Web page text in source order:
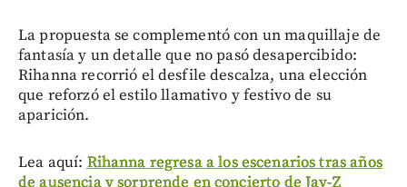
La propuesta se complementó con un maquillaje de
fantasía y un detalle que no pasó desapercibido:
Rihanna recorrió el desfile descalza, una elección
que reforzó el estilo llamativo y festivo de su
aparición.
Lea aquí: Rihanna regresa a los escenarios tras años
de ausencia y sorprende en concierto de Jay-Z